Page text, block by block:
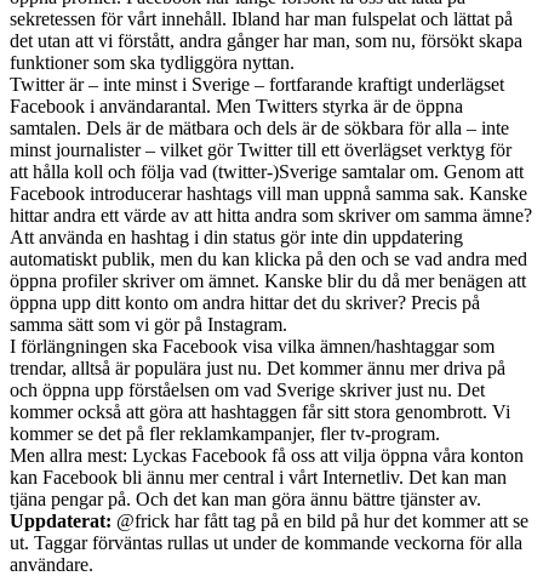
sekretessen för vårt innehåll. Ibland har man fulspelat och lättat på
det utan att vi förstått, andra gånger har man, som nu, försökt skapa
funktioner som ska tydliggöra nyttan.
Twitter är – inte minst i Sverige – fortfarande kraftigt underlägset
Facebook i användarantal. Men Twitters styrka är de öppna
samtalen. Dels är de mätbara och dels är de sökbara för alla – inte
minst journalister – vilket gör Twitter till ett överlägset verktyg för
att hålla koll och följa vad (twitter-)Sverige samtalar om. Genom att
Facebook introducerar hashtags vill man uppnå samma sak. Kanske
hittar andra ett värde av att hitta andra som skriver om samma ämne?
Att använda en hashtag i din status gör inte din uppdatering
automatiskt publik, men du kan klicka på den och se vad andra med
öppna profiler skriver om ämnet. Kanske blir du då mer benägen att
öppna upp ditt konto om andra hittar det du skriver? Precis på
samma sätt som vi gör på Instagram.
I förlängningen ska Facebook visa vilka ämnen/hashtaggar som
trendar, alltså är populära just nu. Det kommer ännu mer driva på
och öppna upp förståelsen om vad Sverige skriver just nu. Det
kommer också att göra att hashtaggen får sitt stora genombrott. Vi
kommer se det på fler reklamkampanjer, fler tv-program.
Men allra mest: Lyckas Facebook få oss att vilja öppna våra konton
kan Facebook bli ännu mer central i vårt Internetliv. Det kan man
tjäna pengar på. Och det kan man göra ännu bättre tjänster av.
Uppdaterat: @frick har fått tag på en bild på hur det kommer att se
ut. Taggar förväntas rullas ut under de kommande veckorna för alla
användare.